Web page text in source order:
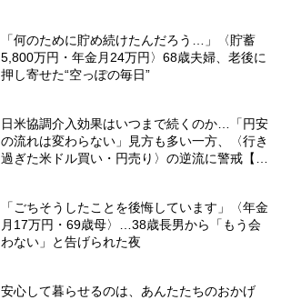
「何のために貯め続けたんだろう…」〈貯蓄
5,800万円・年金月24万円〉68歳夫婦、老後に
押し寄せた“空っぽの毎日”
日米協調介入効果はいつまで続くのか…「円安
の流れは変わらない」見方も多い一方、〈行き
過ぎた米ドル買い・円売り〉の逆流に警戒【8
「ごちそうしたことを後悔しています」〈年金
月17万円・69歳母〉…38歳長男から「もう会
わない」と告げられた夜
安心して暮らせるのは、あんたたちのおかげ